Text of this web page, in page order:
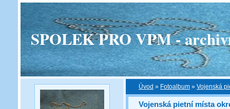
SPOLEK PRO VPM -
Úvod » Fotoalbum » Vojenská
Vojenská pietní místa